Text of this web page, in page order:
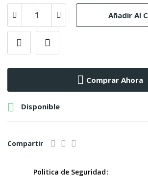
Añadir Al
Comprar Ahora
 Disponible
Compartir
Politica de Seguridad